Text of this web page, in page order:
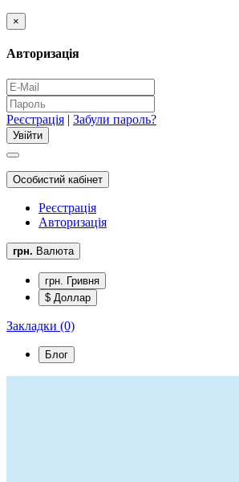
×
Авторизація
Реєстрація | Забули пароль?
Особистий кабінет
Реєстрація
Авторизація
грн. Валюта
грн. Гривня
$ Доллар
Закладки (0)
Блог